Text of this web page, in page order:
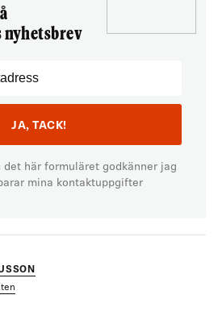
nyhetsbrev
här formuläret godkänner jag
mina kontaktuppgifter